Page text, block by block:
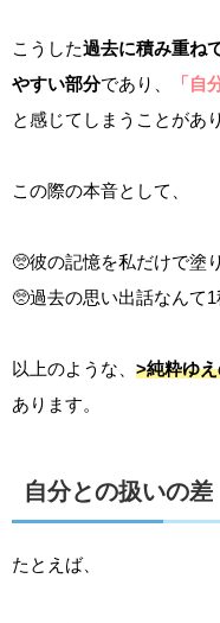
こうした過去に積み重ね
やすい部分であり、
「自
と感じてしまうことがあ
この際の本音として、
🥺彼の記憶を私だけで塗
🥺過去の思い出話なんて
以上のような、 >純粋ゆ
あります。
自分との扱いの差
たとえば、